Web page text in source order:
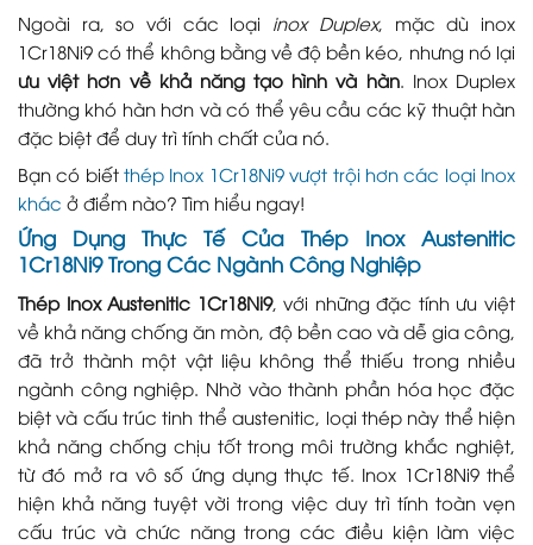
Ngoài ra, so với các loại inox Duplex, mặc dù inox
1Cr18Ni9 có thể không bằng về độ bền kéo, nhưng nó lại
ưu việt hơn về khả năng tạo hình và hàn. Inox Duplex
thường khó hàn hơn và có thể yêu cầu các kỹ thuật hàn
đặc biệt để duy trì tính chất của nó.
Bạn có biếtthép Inox 1Cr18Ni9 vượt trội hơn các loại Inox
khác ở điểm nào? Tìm hiểu ngay!
Ứng Dụng Thực Tế Của Thép Inox Austenitic
1Cr18Ni9 Trong Các Ngành Công Nghiệp
Thép Inox Austenitic 1Cr18Ni9, với những đặc tính ưu việt
về khả năng chống ăn mòn, độ bền cao và dễ gia công,
đã trở thành một vật liệu không thể thiếu trong nhiều
ngành công nghiệp. Nhờ vào thành phần hóa học đặc
biệt và cấu trúc tinh thể austenitic, loại thép này thể hiện
khả năng chống chịu tốt trong môi trường khắc nghiệt,
từ đó mở ra vô số ứng dụng thực tế. Inox 1Cr18Ni9 thể
hiện khả năng tuyệt vời trong việc duy trì tính toàn vẹn
cấu trúc và chức năng trong các điều kiện làm việc